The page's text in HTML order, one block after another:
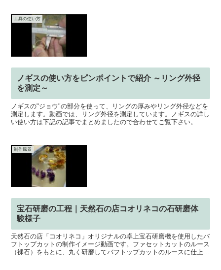
工具の使い方
ノギスの使い方をピンポイントで紹介 ～リング外径
を測定～
ノギスの"ジョウ"の部分を使って、リングの厚みやリング外径などを
測定します。動画では、リング外径を測定しています。ノギスの詳し
い使い方は下記の記事でまとめましたので合わせてご覧下さい。
制作風景
宝石研磨の工程｜天然石の店コオリネコの石研磨体
験様子
天然石の店「コオリネコ」オリジナルの卓上宝石研磨機を使用したバ
フトップカットの制作イメージ動画です。ファセットカットのルース
（裸石）をもとに、丸く研磨してバフトップカットのルースに仕上げ